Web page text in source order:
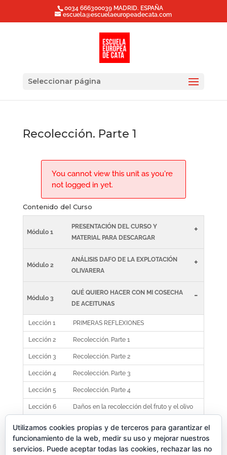
0034 666300039 MADRID. ESPAÑA
escuela@escuelaeuropeadecata.com
Seleccionar página
Recolección. Parte 1
You cannot view this unit as you're
not logged in yet.
Contenido del Curso
Módulo 1
PRESENTACIÓN DEL CURSO Y
MATERIAL PARA DESCARGAR
+
Módulo 2
ANÁLISIS DAFO DE LA EXPLOTACIÓN
OLIVARERA
+
Módulo 3
QUÉ QUIERO HACER CON MI COSECHA
DE ACEITUNAS
-
Lección 1 PRIMERAS REFLEXIONES
Lección 2 Recolección. Parte 1
Lección 3 Recolección. Parte 2
Lección 4 Recolección. Parte 3
Lección 5 Recolección. Parte 4
Lección 6 Daños en la recolección del fruto y el olivo
Módulo 4
CRITERIOS PARA HACER UNA NUEVA
PLANTACIÓN
+
Utilizamos cookies propias y de terceros para garantizar el
funcionamiento de la web, medir su uso y mejorar nuestros
servicios. Puede aceptar todas las cookies, rechazar las no